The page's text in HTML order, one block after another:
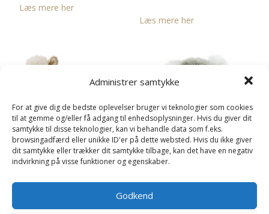
Administrer samtykke
For at give dig de bedste oplevelser bruger vi teknologier som cookies
til at gemme og/eller få adgang til enhedsoplysninger. Hvis du giver dit
samtykke til disse teknologier, kan vi behandle data som f.eks.
browsingadfærd eller unikke ID'er på dette websted. Hvis du ikke giver
dit samtykke eller trækker dit samtykke tilbage, kan det have en negativ
indvirkning på visse funktioner og egenskaber.
Godkend
Læs mere her
Læs mere her
(Verdensnaturfonden)
(Verdensnaturfonden)